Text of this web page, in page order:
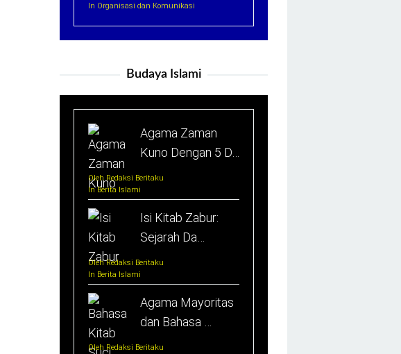
In Organisasi dan Komunikasi
Budaya Islami
Agama Zaman
Kuno Dengan 5 D…
Oleh Redaksi Beritaku
In Berita Islami
Isi Kitab Zabur:
Sejarah Da…
Oleh Redaksi Beritaku
In Berita Islami
Agama Mayoritas
dan Bahasa …
Oleh Redaksi Beritaku